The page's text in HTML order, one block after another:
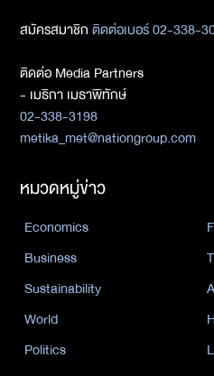
สมัครสมาชิกติดต่อเบอร์ 02-338-
ติดต่อ Media Partners
- เมธิกา เมธาพิทักษ์
02-338-3198
metika_met@nationgroup.com
หมวดหมู่ข่าว
Economics
Business
Sustainability
World
Politics